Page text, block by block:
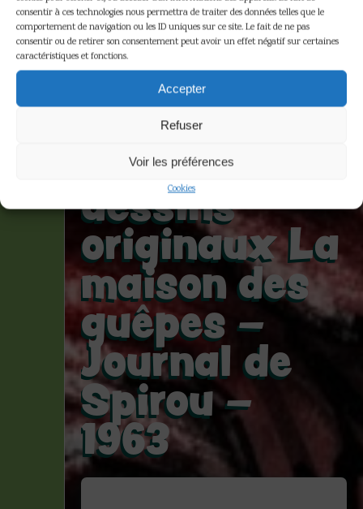
consentir à ces technologies nous permettra de traiter des données telles que le
comportement de navigation ou les ID uniques sur ce site. Le fait de ne pas
consentir ou de retirer son consentement peut avoir un effet négatif sur certaines
caractéristiques et fonctions.
Accepter
Refuser
Voir les préférences
Cookies
René
Hausman –
Deux
dessins
originaux La
maison des
guêpes –
Journal de
Spirou –
1963